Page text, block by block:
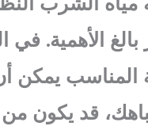
بالغ
المناسب
قد يكون من